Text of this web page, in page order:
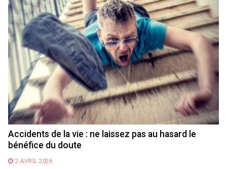
Accidents de la vie : ne laissez pas au hasard le
bénéfice du doute
2 AVRIL 2026